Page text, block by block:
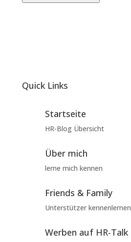
Quick Links
Startseite
HR-Blog Übersicht
Über mich
lerne mich kennen
Friends & Family
Unterstützer kennenlernen
Werben auf HR-Talk